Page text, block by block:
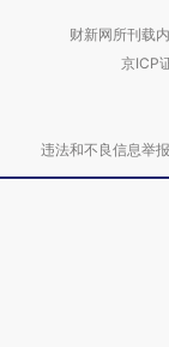
财新网所刊载
京ICP
违法和不良信息举